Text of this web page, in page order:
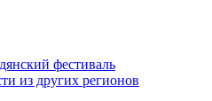
фестиваль
из других регионов